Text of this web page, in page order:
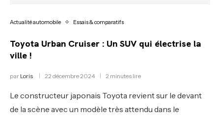
Actualité automobile Essais & comparatifs
Toyota Urban Cruiser : Un SUV qui électrise la
ville !
par Loris 22 décembre 2024 2 minutes lire
Le constructeur japonais Toyota revient sur le devant
de la scène avec un modèle très attendu dans le